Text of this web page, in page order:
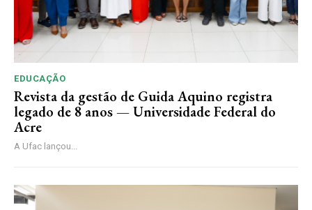
EDUCAÇÃO
Revista da gestão de Guida Aquino registra
legado de 8 anos — Universidade Federal do
Acre
A Ufac lançou...